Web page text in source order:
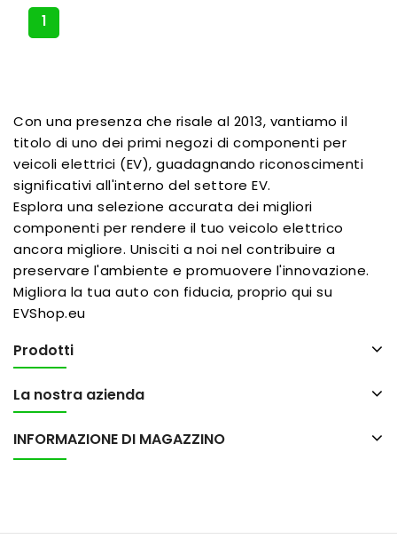
1
Con una presenza che risale al 2013, vantiamo il
titolo di uno dei primi negozi di componenti per
veicoli elettrici (EV), guadagnando riconoscimenti
significativi all'interno del settore EV.
Esplora una selezione accurata dei migliori
componenti per rendere il tuo veicolo elettrico
ancora migliore. Unisciti a noi nel contribuire a
preservare l'ambiente e promuovere l'innovazione.
Migliora la tua auto con fiducia, proprio qui su
EVShop.eu
Prodotti
La nostra azienda
INFORMAZIONE DI MAGAZZINO